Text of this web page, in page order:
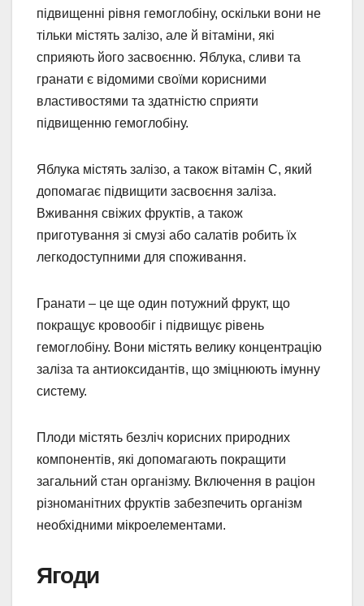
підвищенні рівня гемоглобіну, оскільки вони не
тільки містять залізо, але й вітаміни, які
сприяють його засвоєнню. Яблука, сливи та
гранати є відомими своїми корисними
властивостями та здатністю сприяти
підвищенню гемоглобіну.
Яблука містять залізо, а також вітамін C, який
допомагає підвищити засвоєння заліза.
Вживання свіжих фруктів, а також
приготування зі смузі або салатів робить їх
легкодоступними для споживання.
Гранати – це ще один потужний фрукт, що
покращує кровообіг і підвищує рівень
гемоглобіну. Вони містять велику концентрацію
заліза та антиоксидантів, що зміцнюють імунну
систему.
Плоди містять безліч корисних природних
компонентів, які допомагають покращити
загальний стан організму. Включення в раціон
різноманітних фруктів забезпечить організм
необхідними мікроелементами.
Ягоди